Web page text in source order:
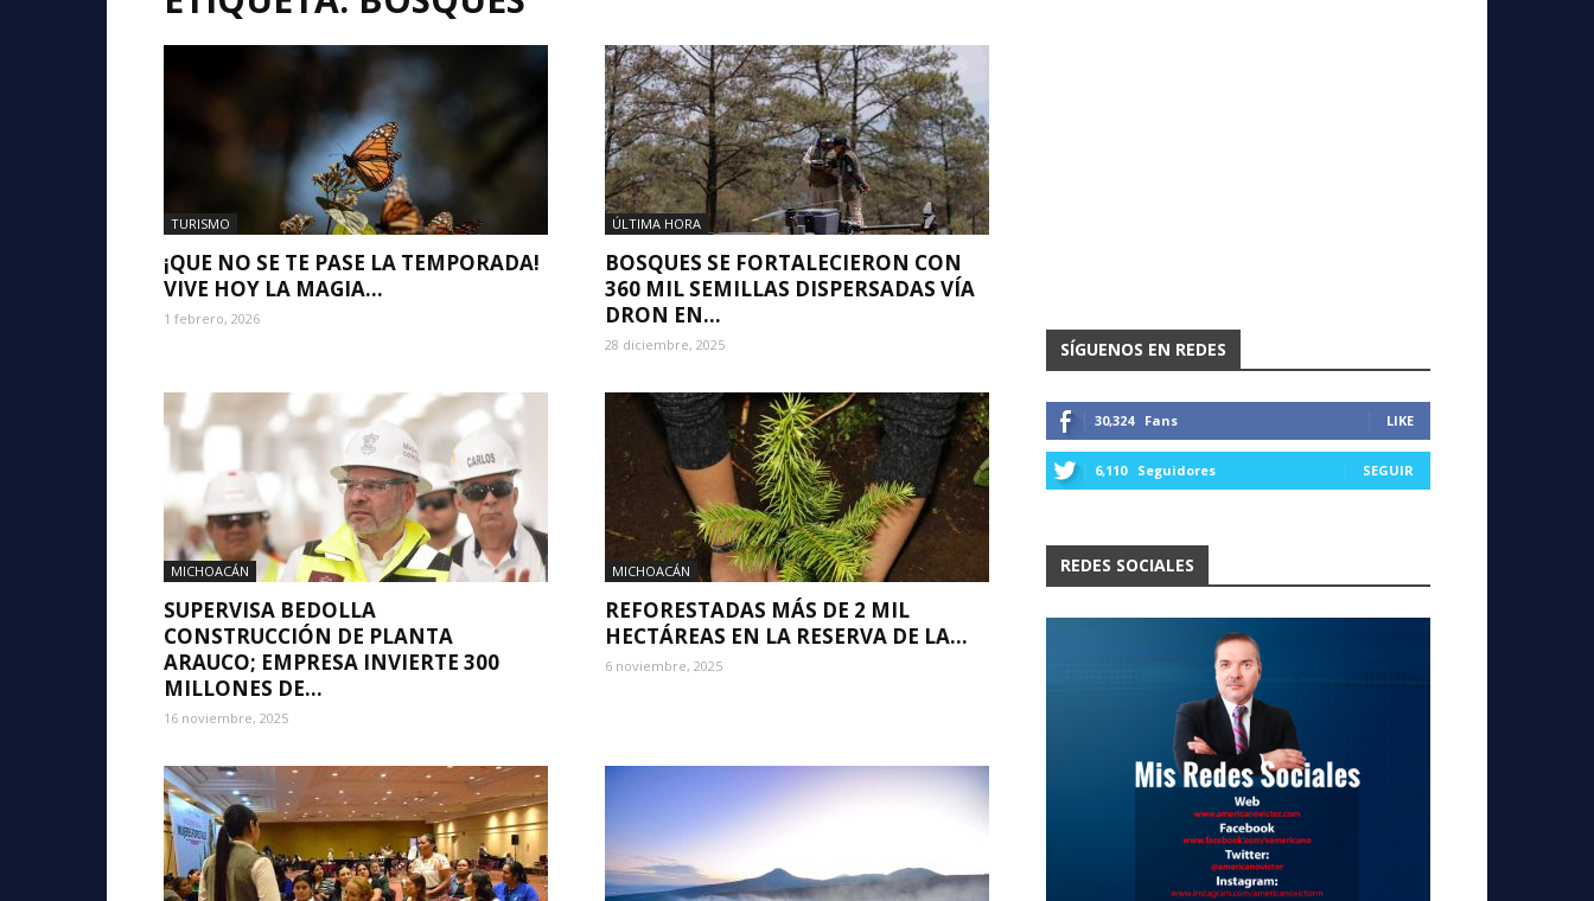
TURISMO
¡QUE NO SE TE PASE LA TEMPORADA!
VIVE HOY LA MAGIA...
1 febrero, 2026
ÚLTIMA HORA
BOSQUES SE FORTALECIERON CON
360 MIL SEMILLAS DISPERSADAS VÍA
DRON EN...
28 diciembre, 2025
MICHOACÁN
SUPERVISA BEDOLLA
CONSTRUCCIÓN DE PLANTA
ARAUCO; EMPRESA INVIERTE 300
MILLONES DE...
16 noviembre, 2025
MICHOACÁN
REFORESTADAS MÁS DE 2 MIL
HECTÁREAS EN LA RESERVA DE LA...
6 noviembre, 2025
SÍGUENOS EN REDES
30,324 Fans LIKE
6,110 Seguidores SEGUIR
REDES SOCIALES